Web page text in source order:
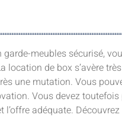
meubles sécurisé,
location de box s’avère
une mutation. Vous
Vous devez
l’offre adéquate.